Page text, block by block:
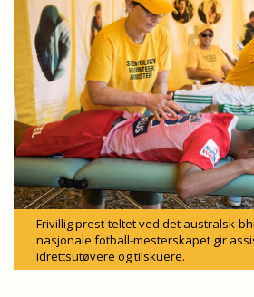
Frivillig prest-teltet ved det australsk-
nasjonale fotball-mesterskapet gir
idrettsutøvere og tilskuere.